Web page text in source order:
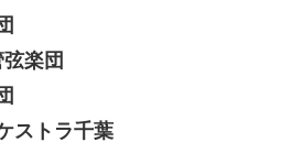
楽団
ストラ千葉